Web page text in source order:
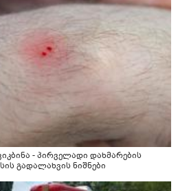
- პირველადი დახმარების
გადალახვის ნიშნები